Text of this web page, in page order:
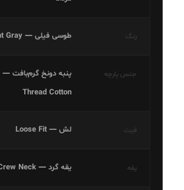
رنگ طوسی فیلی — Elephant Gray
جنس پارچه
Thread Cotton
فیت لش — Loose Fit
یقه یقه گرد — Crew Neck